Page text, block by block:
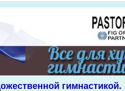
гимнастикой.